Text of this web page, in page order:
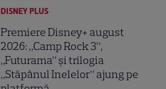
DISNEY PLUS
Premiere Disney+ august
2026: „Camp Rock 3”,
„Futurama” și trilogia
„Stăpânul Inelelor” ajung pe